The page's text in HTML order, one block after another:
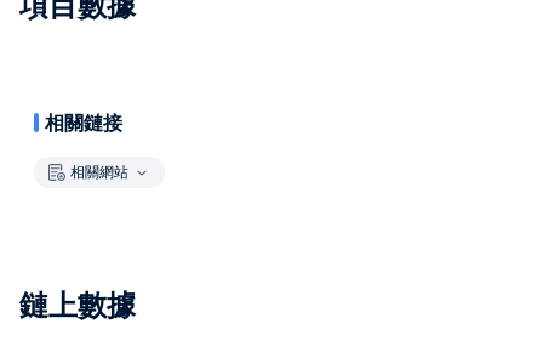
相關鏈接
相關網站
鏈上數據